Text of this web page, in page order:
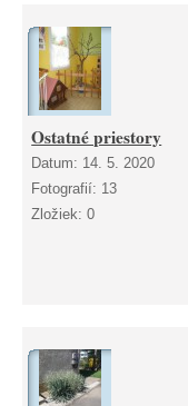
Ostatné priestory
Datum: 14. 5. 2020
Fotografií: 13
Zložiek:0